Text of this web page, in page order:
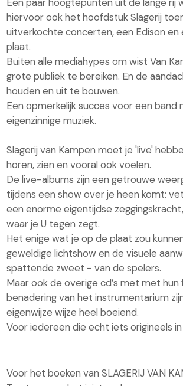
Een paar hoogtepunten uit de lange rij
hiervoor ook het hoofdstuk Slagerij
uitverkochte concerten, een Edison en
plaat.
Buiten alle mediahypes om wist Van
grote publiek te bereiken. En de
houden en uit te bouwen.
Een opmerkelijk succes voor een band
eigenzinnige muziek.
Slagerij van Kampen moet je 'live'
horen, zien en vooral ook voelen.
De live-albums zijn een getrouwe
tijdens een show over je heen komt:
een enorme eigentijdse
waar je U tegen zegt.
Het enige wat je op de plaat zou
geweldige lichtshow en de visuele
spattende zweet - van de spelers.
Maar ook de overige cd’s met met
benadering van het instrumentarium
eigenwijze wijze heel boeiend.
Voor iedereen die echt iets origineels
Voor het boeken van SLAGERIJ VAN